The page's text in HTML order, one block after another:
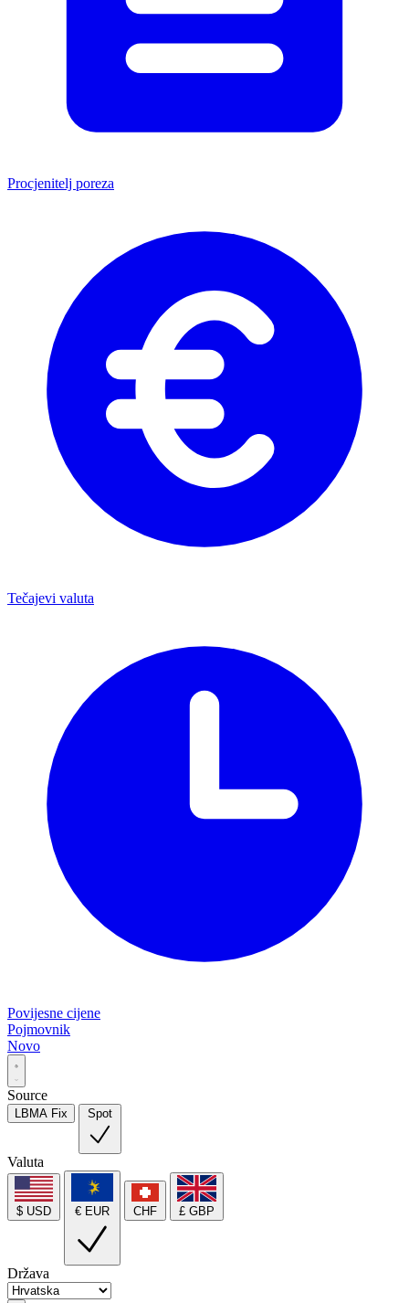
Procjenitelj poreza
Tečajevi valuta
Povijesne cijene
Pojmovnik
Novo
Source
LBMA Fix Spot
Valuta
$ USD € EUR CHF £ GBP
Država